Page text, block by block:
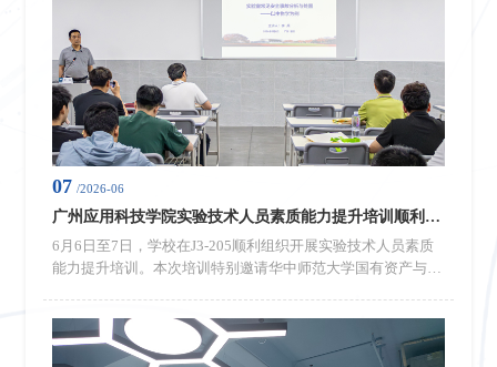
安全是校园安全工作的重中之重，...
07 /2026-06
广州应用科技学院实验技术人员素质能力提升培训顺利举办
6月6日至7日，学校在J3-205顺利组织开展实验技术人员素质
能力提升培训。本次培训特别邀请华中师范大学国有资产与实
生物感染、设备故障、火灾等典型安全事故案例，深入剖析事
故诱因，指出人员违规操作、安全意识薄弱、管理制度落实不